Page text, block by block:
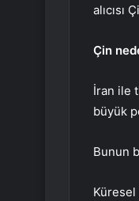
alıcısı
Çin
İran ile
büyük
Bunun
Küresel